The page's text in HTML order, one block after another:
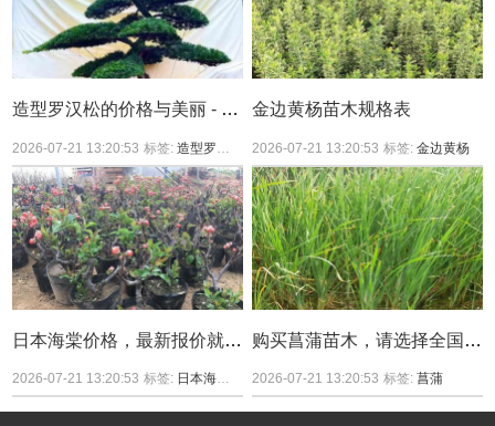
造型罗汉松的价格与美丽 - 你值得拥有
2026-07-21 13:20:53 标签:造型罗汉松 造型罗汉松价格
金边黄杨苗木规格表
2026-07-21 13:20:53 标签:金边黄杨
日本海棠价格，最新报价就看华南最大花木产区
2026-07-21 13:20:53 标签: 日本海棠 日本海棠价格
购买菖蒲苗木，请选择全国苗木集中产区，真正的价格低廉
2026-07-21 13:20:53 标签:菖蒲